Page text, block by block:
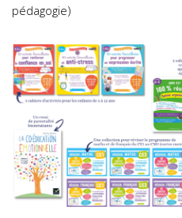
pédagogie)